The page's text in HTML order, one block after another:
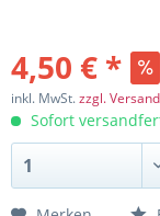
4,50 € *
inkl. MwSt.zzgl.
Sofort